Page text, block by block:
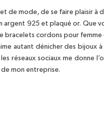
de mode, de se faire plaisir à
925 et plaqué or. Que
bracelets cordons pour
autant dénicher des
réseaux sociaux me donne
mon entreprise.